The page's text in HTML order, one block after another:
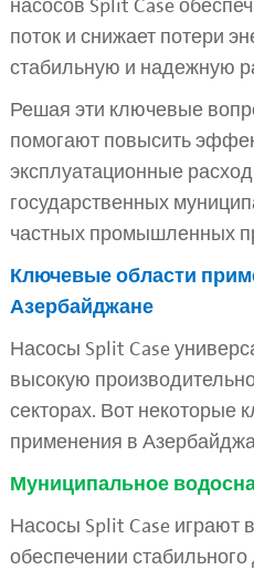
насосов Split Case
поток и снижает потери
стабильную и надежную
Решая эти ключевые
помогают повысить
эксплуатационные
государственных
частных промышленных
Ключевые области
Азербайджане
Насосы Split Case
высокую
секторах. Вот некоторые
применения в
Муниципальное
Насосы Split Case играют
обеспечении